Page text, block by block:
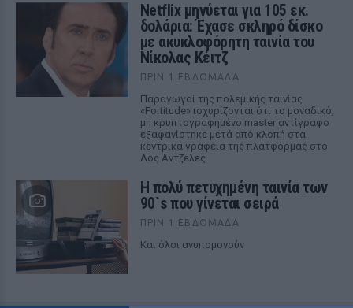
Netflix μηνύεται για 105 εκ.
δολάρια: Έχασε σκληρό δίσκο
με ακυκλοφόρητη ταινία του
Νίκολας Κέιτζ
ΠΡΙΝ 1 ΕΒΔΟΜΆΔΑ
Παραγωγοί της πολεμικής ταινίας
«Fortitude» ισχυρίζονται ότι το μοναδικό,
μη κρυπτογραφημένο master αντίγραφο
εξαφανίστηκε μετά από κλοπή στα
κεντρικά γραφεία της πλατφόρμας στο
Λος Αντζελες.
Η πολύ πετυχημένη ταινία των
90`s που γίνεται σειρά
ΠΡΙΝ 1 ΕΒΔΟΜΆΔΑ
Και όλοι ανυπομονούν